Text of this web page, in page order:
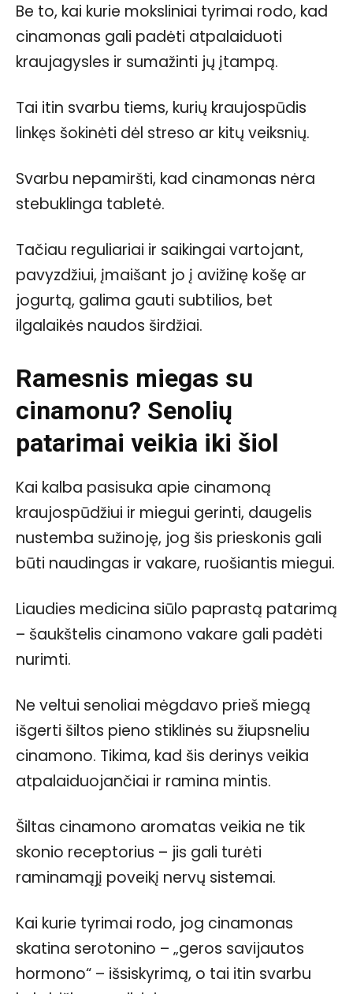
Be to, kai kurie moksliniai tyrimai rodo, kad
cinamonas gali padėti atpalaiduoti
kraujagysles ir sumažinti jų įtampą.
Tai itin svarbu tiems, kurių kraujospūdis
linkęs šokinėti dėl streso ar kitų veiksnių.
Svarbu nepamiršti, kad cinamonas nėra
stebuklinga tabletė.
Tačiau reguliariai ir saikingai vartojant,
pavyzdžiui, įmaišant jo į avižinę košę ar
jogurtą, galima gauti subtilios, bet
ilgalaikės naudos širdžiai.
Ramesnis miegas su
cinamonu? Senolių
patarimai veikia iki šiol
Kai kalba pasisuka apie cinamoną
kraujospūdžiui ir miegui gerinti, daugelis
nustemba sužinoję, jog šis prieskonis gali
būti naudingas ir vakare, ruošiantis miegui.
Liaudies medicina siūlo paprastą patarimą
– šaukštelis cinamono vakare gali padėti
nurimti.
Ne veltui senoliai mėgdavo prieš miegą
išgerti šiltos pieno stiklinės su žiupsneliu
cinamono. Tikima, kad šis derinys veikia
atpalaiduojančiai ir ramina mintis.
Šiltas cinamono aromatas veikia ne tik
skonio receptorius – jis gali turėti
raminamąjį poveikį nervų sistemai.
Kai kurie tyrimai rodo, jog cinamonas
skatina serotonino – „geros savijautos
hormono“ – išsiskyrimą, o tai itin svarbu